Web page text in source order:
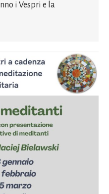
i Vespri e la